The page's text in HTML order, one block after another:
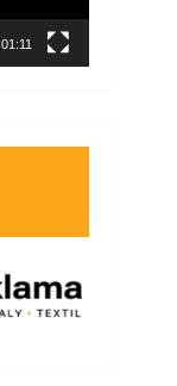
01:11